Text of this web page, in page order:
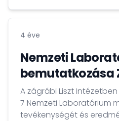
partnerországbeli
felsőoktatási
Pályázni lehet a
https://
honlapon. Amennyiben önköltséges képzési
lehetőséget keres,
4 éve
Nemzeti
bemutatkozása
A zágrábi Liszt
7 Nemzeti Laboratórium
tevékenységét és